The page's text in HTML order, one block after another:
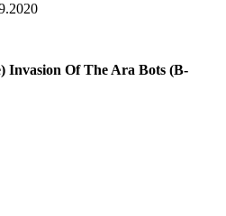
Invasion Of The Ara Bots (B-